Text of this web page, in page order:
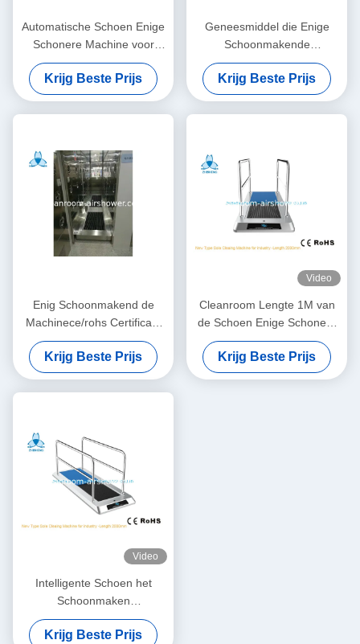
Automatische Schoen Enige
Schonere Machine voor
Chemische Industrie zonder
Handvat
Krijg Beste Prijs
Geneesmiddel die Enige
Schoonmakende
Machine/Wasmachine voor
Industriële Schoonmakende
Producten schoonmaken
Krijg Beste Prijs
Enig Schoonmakend de
Machinece/rohs Certificaat
van de luchtdouche voor
Universitair Laboratorium
Krijg Beste Prijs
Video
Cleanroom Lengte 1M van
de Schoen Enige Schonere
Machine voor Één Persoon
20W
Krijg Beste Prijs
Video
Intelligente Schoen het
Schoonmaken
Machinelengte 2M voor Vele
Mensenroestvrij staal 304
Krijg Beste Prijs